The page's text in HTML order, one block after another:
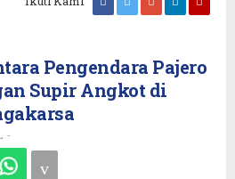
Pengendara Pajero
Supir Angkot di
-